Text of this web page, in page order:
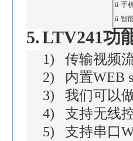
ü 手
ü 智
5.LTV241功
1)
传输视频
2)
内置WEB
3)
我们可以
4)
支持无线
5)
支持串口